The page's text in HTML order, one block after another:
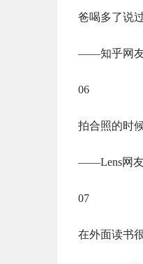
爸喝多了说
——知乎网
06
拍合照的时
——Lens网
07
在外面读书